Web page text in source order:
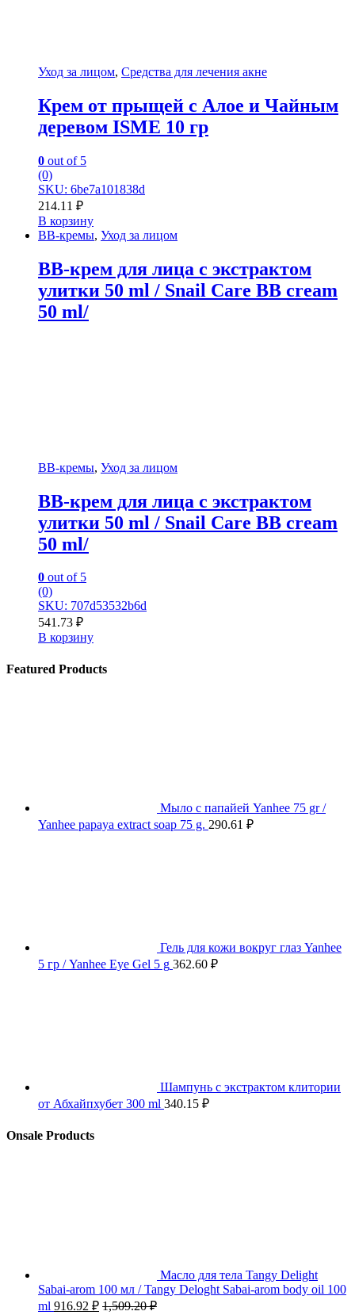
Уход за лицом, Средства для лечения акне
Крем от прыщей с Алое и Чайным
деревом ISME 10 гр
0 out of 5
(0)
SKU: 6be7a101838d
214.11 ₽
В корзину
BB-кремы, Уход за лицом
BB-крем для лица с экстрактом
улитки 50 ml / Snail Care BB cream
50 ml/
BB-кремы, Уход за лицом
BB-крем для лица с экстрактом
улитки 50 ml / Snail Care BB cream
50 ml/
0 out of 5
(0)
SKU: 707d53532b6d
541.73 ₽
В корзину
Featured Products
Мыло с папайей Yanhee 75 gr /
Yanhee papaya extract soap 75 g. 290.61 ₽
Гель для кожи вокруг глаз Yanhee
5 гр / Yanhee Eye Gel 5 g 362.60 ₽
Шампунь с экстрактом клитории
от Абхайпхубет 300 ml 340.15 ₽
Onsale Products
Масло для тела Tangy Delight
Sabai-arom 100 мл / Tangy Deloght Sabai-arom body oil 100
ml 916.92 ₽ 1,509.20₽